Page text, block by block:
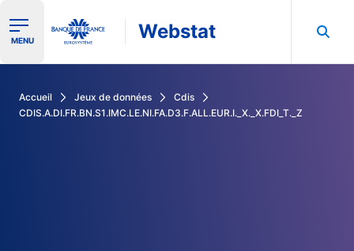
Ouvrir le menu de navigation
MENU Webstat
Accueil Jeux de données
Cdis
CDIS.A.DI.FR.BN.S1.IMC.LE.NI.FA.D3.F.ALL.EUR.I._X._X.FDI_T._Z